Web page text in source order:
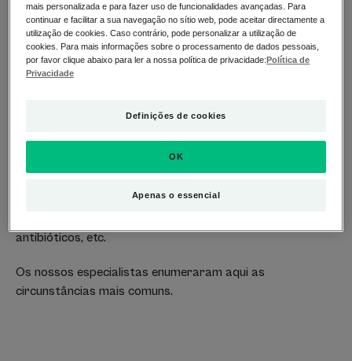
Vulva irritada: o que a
provoca?
irritação da vulva:
maus hábitos de higiene, fricção (desporto, relações
sexuais, etc.), alterações hormonais, produtos sanitários
nos preservativos, lubrificantes, tecidos sintéticos na
antibióticos, etc.
Os nossos especialistas enumeraram aqui as
circunstâncias mais comuns.
mais personalizada e para fazer uso de funcionalidades avançadas. Para
continuar e facilitar a sua navegação no sítio web, pode aceitar directamente a
utilização de cookies. Caso contrário, pode personalizar a utilização de
cookies. Para mais informações sobre o processamento de dados pessoais,
por favor clique abaixo para ler a nossa política de privacidade:Política de
Privacidade
Definições de cookies
Apenas o essencial
OK